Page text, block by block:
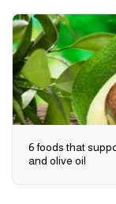
6 foods that
and olive oil